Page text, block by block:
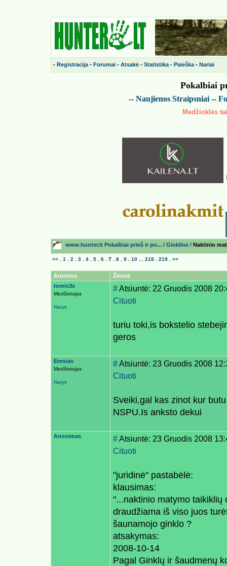
- Registracija - Forumai - Atsakė - Statistika - Paieška - Nariai
Pokalbiai
-- Naujienos Straipsniai --
Medžioklės
www.hunter.lt Pokalbiai prieš ir po... / Ginklinė / Naktinio
<< 1 2 3 4 5 6 7 8 9 10 218 219 >>
Autorius
Žinutė
tomis3x
Medžiotojas
Narys
#Atsiuntė: 22 Gruodis 2008
Cituoti
turiu toki,is bokstelio
geros
Erestas
Medžiotojas
Narys
#Atsiuntė: 23 Gruodis 2008
Cituoti
Sveiki,gal kas zinot kur
NSPU.Is anksto dekui
Anonimas #Atsiuntė: 23 Gruodis 2008
Cituoti
"juridinė" pastabėlė:
klausimas:
"...naktinio matymo taikiklių
draudžiama iš viso juos
šaunamojo ginklo ?
atsakymas:
2008-10-14
Pagal Ginklų ir šaudmenų